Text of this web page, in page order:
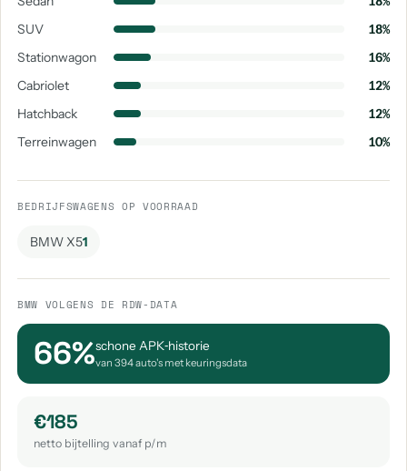
SUV
18%
Stationwagon
16%
Cabriolet
12%
Hatchback
12%
Terreinwagen
10%
BEDRIJFSWAGENS OP VOORRAAD
BMW X51
BMW VOLGENS DE RDW-DATA
66%schone APK‑historie
van 394 auto's met keuringsdata
€185
netto bijtelling vanaf p/m